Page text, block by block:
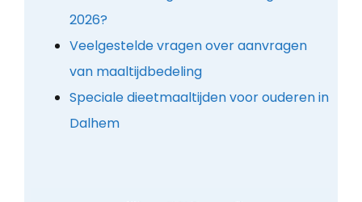
2026?
Veelgestelde vragen over aanvragen
van maaltijdbedeling
Speciale dieetmaaltijden voor ouderen in
Dalhem